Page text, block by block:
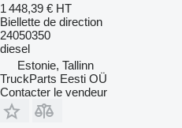
1 448,39 € HT
Biellette de direction
24050350
diesel
Estonie, Tallinn
TruckParts Eesti OÜ
Contacter le vendeur